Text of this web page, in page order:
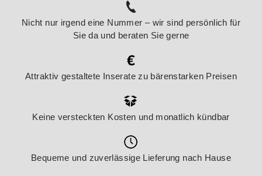
Nicht nur irgend eine Nummer – wir sind persönlich für
Sie da und beraten Sie gerne
Attraktiv gestaltete Inserate zu bärenstarken Preisen
Keine versteckten Kosten und monatlich kündbar
Bequeme und zuverlässige Lieferung nach Hause